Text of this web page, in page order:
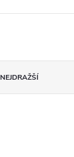
NEJDRAŽŠÍ